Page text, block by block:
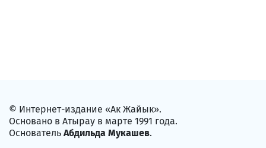
© Интернет-издание «Ак Жайык».
Основано в Атырау в марте 1991 года.
Основатель Абдильда Мукашев.